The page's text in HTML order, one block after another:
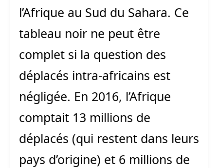
l’Afrique au Sud du Sahara. Ce
tableau noir ne peut être
complet si la question des
déplacés intra-africains est
négligée. En 2016, l’Afrique
comptait 13 millions de
déplacés (qui restent dans leurs
pays d’origine) et 6 millions de